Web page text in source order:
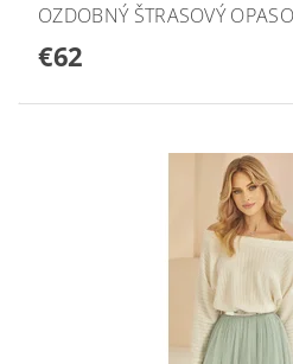
OZDOBNÝ ŠTRASOVÝ
€62